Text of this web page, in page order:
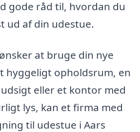
gode råd til, hvordan du
ud af din udestue.
at bruge din nye
hyggeligt opholdsrum, en
eller et kontor med
lys, kan et firma med
til udestue i Aars